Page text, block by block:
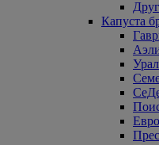
Капуста